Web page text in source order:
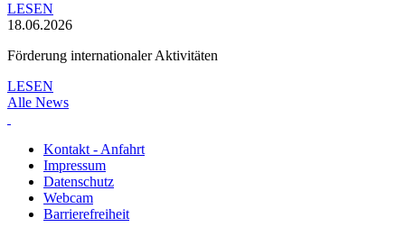
LESEN
18.06.2026
Förderung internationaler Aktivitäten
LESEN
Alle News
Kontakt - Anfahrt
Impressum
Datenschutz
Webcam
Barrierefreiheit